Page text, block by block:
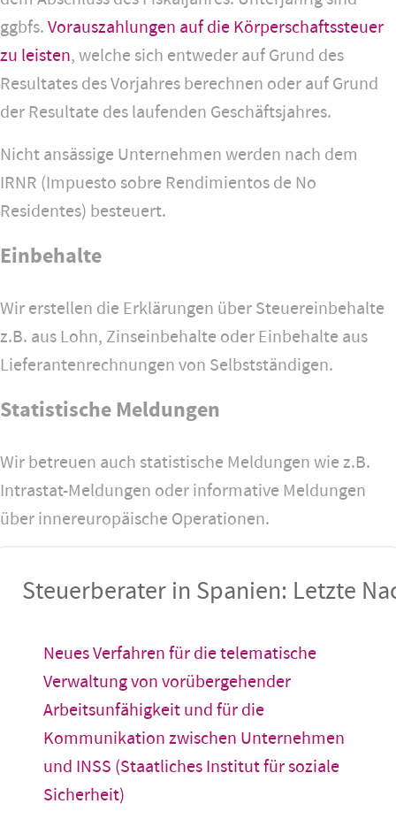
ggbfs. Vorauszahlungen auf die Körperschaftssteuer
zu leisten, welche sich entweder auf Grund des
Resultates des Vorjahres berechnen oder auf Grund
der Resultate des laufenden Geschäftsjahres.
Nicht ansässige Unternehmen werden nach dem
IRNR (Impuesto sobre Rendimientos de No
Residentes) besteuert.
Einbehalte
Wir erstellen die Erklärungen über Steuereinbehalte
z.B. aus Lohn, Zinseinbehalte oder Einbehalte aus
Lieferantenrechnungen von Selbstständigen.
Statistische Meldungen
Wir betreuen auch statistische Meldungen wie z.B.
Intrastat-Meldungen oder informative Meldungen
über innereuropäische Operationen.
Steuerberater in Spanien: Letzte
Neues Verfahren für die telematische
Verwaltung von vorübergehender
Arbeitsunfähigkeit und für die
Kommunikation zwischen Unternehmen
und INSS (Staatliches Institut für soziale
Sicherheit)